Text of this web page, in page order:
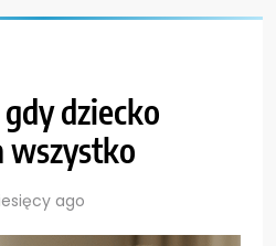
dziecko
wszystko
ago